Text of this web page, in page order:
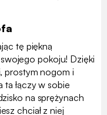
tę piękną
pokoju! Dzięki
prostym nogom i
łączy w sobie
na sprężynach
chciał z niej